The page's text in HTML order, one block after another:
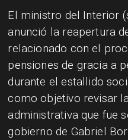
El ministro del Interior
anunció la reapertura
relacionado con el
pensiones de gracia a
durante el estallido
como objetivo revisar
administrativa que fue
gobierno de Gabriel